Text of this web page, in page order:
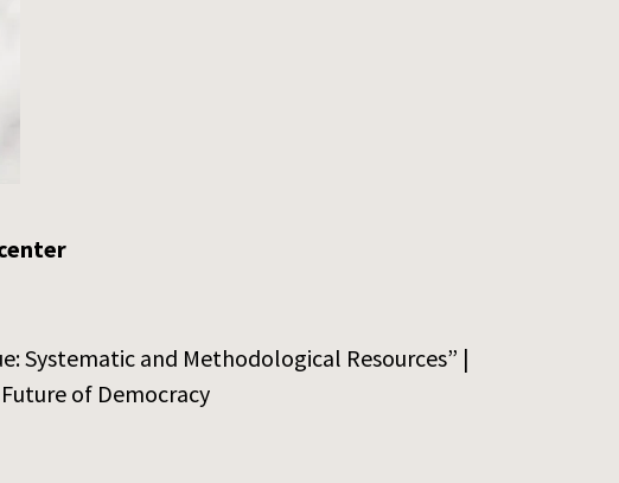
Systematic and Methodological Resources” |
of Democracy